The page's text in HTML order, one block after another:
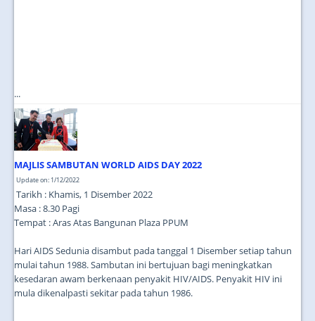
...
MAJLIS SAMBUTAN WORLD AIDS DAY 2022
Update on: 1/12/2022
Tarikh : Khamis, 1 Disember 2022
Masa : 8.30 Pagi
Tempat : Aras Atas Bangunan Plaza PPUM
Hari AIDS Sedunia disambut pada tanggal 1 Disember setiap tahun
mulai tahun 1988. Sambutan ini bertujuan bagi meningkatkan
kesedaran awam berkenaan penyakit HIV/AIDS. Penyakit HIV ini
mula dikenalpasti sekitar pada tahun 1986.